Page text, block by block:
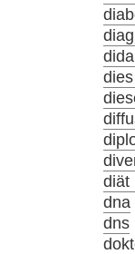
diät
dna
dns